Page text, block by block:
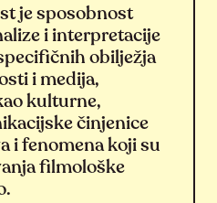
je sposobnost
i interpretacije
obilježja
i medija,
kulturne,
činjenice
i fenomena koji su
filmološke